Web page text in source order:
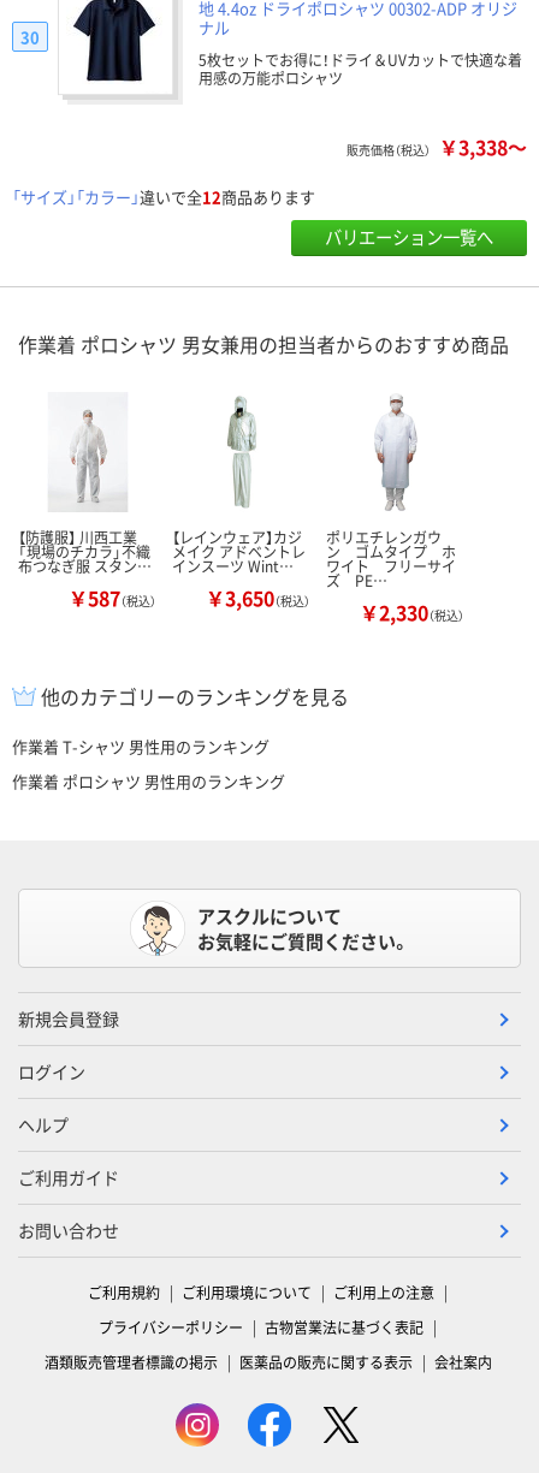
地 4.4oz ドライポロシャツ 00302-ADP オリジ
ナル
5枚セットでお得に！ドライ＆UVカットで快適な着
用感の万能ポロシャツ
30
販売価格（税込） ￥3,338～
「サイズ」「カラー」違いで全12商品あります
バリエーション一覧へ
作業着 ポロシャツ 男女兼用の担当者からのおすすめ商品
【防護服】 川西工業
「現場のチカラ」不織
布つなぎ服 スタン…
￥587（税込）
【レインウェア】カジ
メイク アドベントレ
インスーツ Wint…
￥3,650（税込）
ポリエチレンガウ
ン ゴムタイプ ホ
ワイト フリーサイ
ズ PE…
￥2,330（税込）
他のカテゴリーのランキングを見る
作業着 T-シャツ 男性用のランキング
作業着 ポロシャツ 男性用のランキング
アスクルについて
お気軽にご質問ください。
新規会員登録
ログイン
ヘルプ
ご利用ガイド
お問い合わせ
ご利用規約 ご利用環境について
ご利用上の注意
プライバシーポリシー
古物営業法に基づく表記
酒類販売管理者標識の掲示
医薬品の販売に関する表示 会社案内